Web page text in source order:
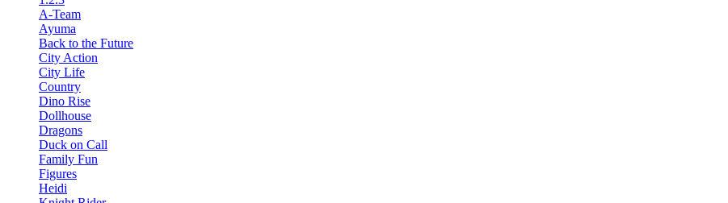
A-Team
Ayuma
Back to the Future
City Action
City Life
Country
Dino Rise
Dollhouse
Dragons
Duck on Call
Family Fun
Figures
Heidi